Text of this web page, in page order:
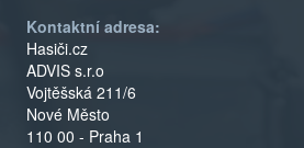
Kontaktní adresa:
Hasiči.cz
ADVIS s.r.o
Vojtěšská 211/6
Nové Město
110 00 - Praha 1